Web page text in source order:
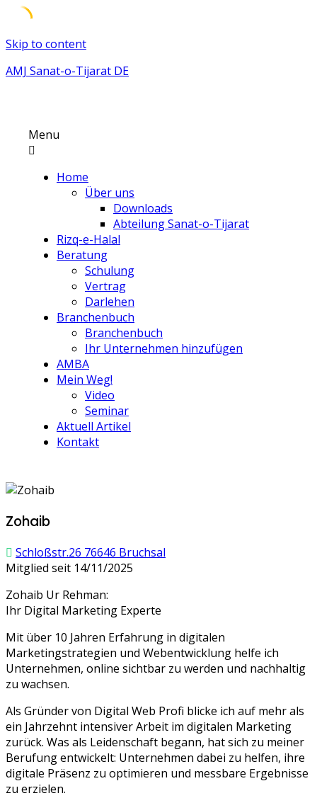
Skip to content
AMJ Sanat-o-Tijarat DE
Menu
Home
Über uns
Downloads
Abteilung Sanat-o-Tijarat
Rizq-e-Halal
Beratung
Schulung
Vertrag
Darlehen
Branchenbuch
Branchenbuch
Ihr Unternehmen hinzufügen
AMBA
Mein Weg!
Video
Seminar
Aktuell Artikel
Kontakt
Zohaib
Schloßstr.26 76646 Bruchsal
Mitglied seit 14/11/2025
Zohaib Ur Rehman:
Ihr Digital Marketing Experte
Mit über 10 Jahren Erfahrung in digitalen
Marketingstrategien und Webentwicklung helfe ich
Unternehmen, online sichtbar zu werden und nachhaltig
zu wachsen.
Als Gründer von Digital Web Profi blicke ich auf mehr als
ein Jahrzehnt intensiver Arbeit im digitalen Marketing
zurück. Was als Leidenschaft begann, hat sich zu meiner
Berufung entwickelt: Unternehmen dabei zu helfen, ihre
digitale Präsenz zu optimieren und messbare Ergebnisse
zu erzielen.